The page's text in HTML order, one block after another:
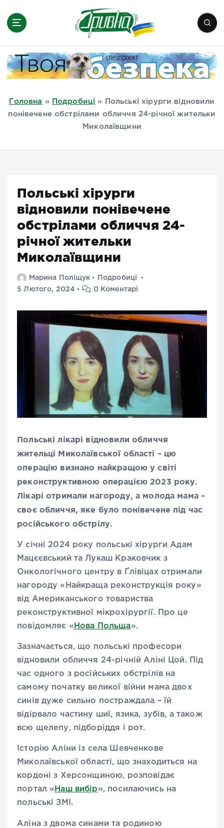
Миколаїв, Одеса, Мелітополь
Головна » Подробиці »
Польські хірурги відновили
понівечене обстрілами обличчя 24-річної жительки
Миколаївщини
Польські хірурги
відновили понівечене
обстрілами обличчя 24-
річної жительки
Миколаївщини
Марина Поліщук
Подробиці
5 Лютого, 2024
0 Коментарі
Польські лікарі відновили обличчя
жительці Миколаївської області –цю
операцію визнано найкращою у світі
реконструктивною операцією 2023 року.
Лікарі отримали нагороду, а молода мама –
своє обличчя, яке було понівечене під час
російського обстрілу.
У січні 2024 року польські хірурги Адам
Мацєєвський та Лукаш Краковчик з
Онкологічного центру в Ґлівіцах отримали
нагороду «Найкраща реконструкція року»
від Американського товариства
реконструктивної мікрохірургії. Про це
повідомляє « Нова Польща».
Зазначається, що польські професори
відновили обличчя 24-річній Аліні Цой. Під
час одного з російських обстрілів на
самому початку великої війни мама двох
синів дуже сильно постраждала – їй
відірвало частину шиї, язика, зубів, а також
всю щелепу, підборіддя і рот.
Історію Аліни із села Шевченкове
Миколаївської області, що знаходиться на
кордоні з Херсонщиною, розповідає
портал « Наш вибір », посилаючись на
польські ЗМІ.
Аліна з двома синами та родиною